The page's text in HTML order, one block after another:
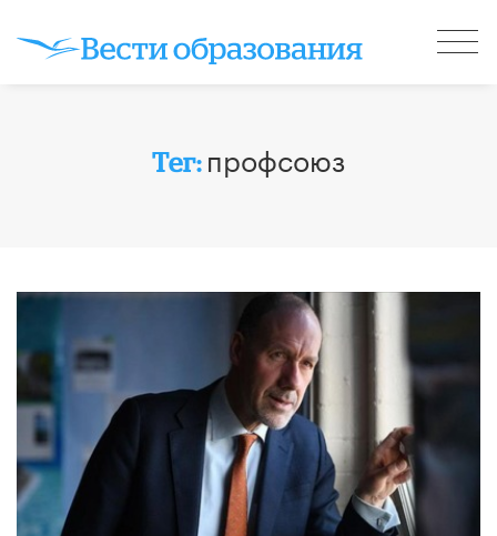
Тег: профсоюз